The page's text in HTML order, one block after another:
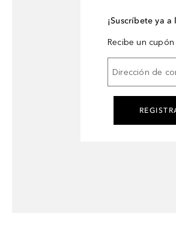
¡Suscríbete ya
Recibe un
Dirección de